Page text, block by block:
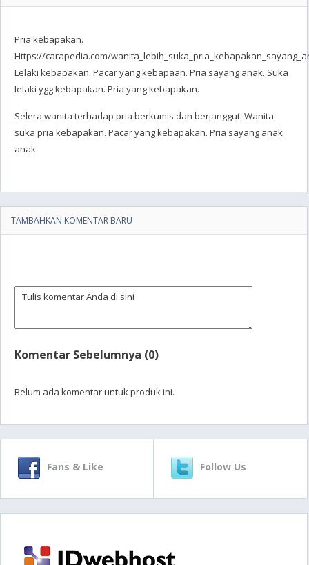
Pria kebapakan.
Https://carapedia.com/
Lelaki kebapakan. Pacar yang kebapaan. Pria sayang anak. Suka
lelaki ygg kebapakan. Pria yang kebapakan.
Selera wanita terhadap pria berkumis dan berjanggut. Wanita
suka pria kebapakan. Pacar yang kebapakan. Pria sayang anak
anak.
TAMBAHKAN KOMENTAR BARU
Komentar Sebelumnya (0)
Belum ada komentar untuk produk ini.
Fans & Like Follow Us